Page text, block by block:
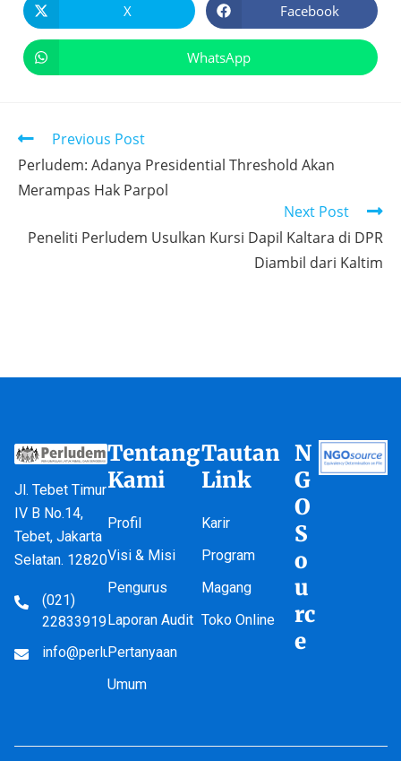
X Facebook
WhatsApp
Previous Post
Perludem: Adanya Presidential Threshold Akan
Merampas Hak Parpol
Next Post
Peneliti Perludem Usulkan Kursi Dapil Kaltara di DPR
Diambil dari Kaltim
Jl. Tebet Timur
IV B No.14,
Tebet, Jakarta
Selatan. 12820
(021)
22833919
info@perludem.or.id
Tentang
Kami
Profil
Visi & Misi
Pengurus
Laporan Audit
Pertanyaan
Umum
Tautan
Link
Karir
Program
Magang
Toko Online
N
G
O
S
o
u
rc
e